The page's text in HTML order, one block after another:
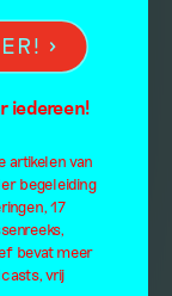
iedereen!
artikelen van
begeleiding
17
bevat meer
vrij